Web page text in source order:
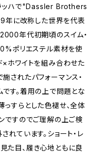
ッハで"Dassler Brothers
年に改称した世界を代表
年代初期頃のスイム・
ポリエステル素材を使
×ホワイトを組み合わせた
されたパフォーマンス・
です。着用の上で問題とな
っすらとした色褪せ、全体
ですのでご理解の上ご検
れています。ショート・レ
た目、履き心地ともに良